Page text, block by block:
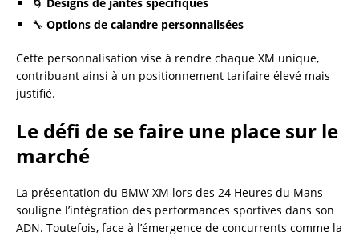
🔧 Options de calandre personnalisées
Cette personnalisation vise à rendre chaque XM unique,
contribuant ainsi à un positionnement tarifaire élevé mais
justifié.
Le défi de se faire une place sur le
marché
La présentation du BMW XM lors des 24 Heures du Mans
souligne l’intégration des performances sportives dans son
ADN. Toutefois, face à l’émergence de concurrents comme la